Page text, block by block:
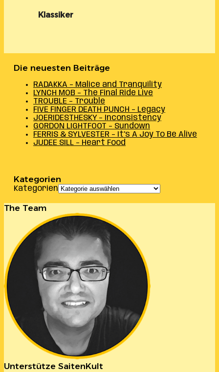
Klassiker
Die neuesten Beiträge
RADAKKA – Malice and Tranquility
LYNCH MOB – The Final Ride Live
TROUBLE – Trouble
FIVE FINGER DEATH PUNCH – Legacy
JOERIDESTHESKY – Inconsistency
GORDON LIGHTFOOT – Sundown
FERRIS & SYLVESTER – It’s A Joy To Be Alive
JUDEE SILL – Heart Food
Kategorien
Kategorien
The Team
Unterstütze SaitenKult